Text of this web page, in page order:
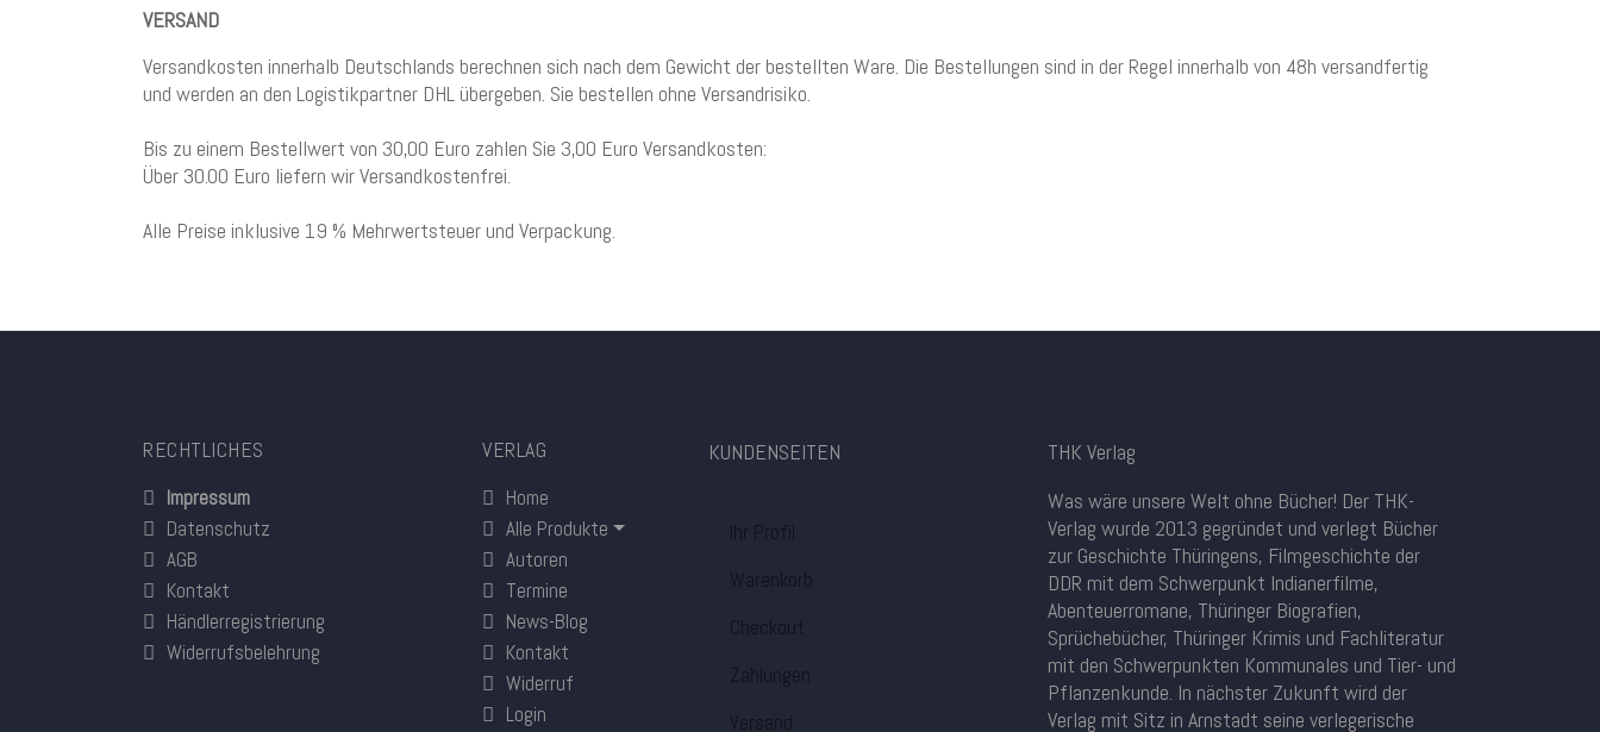
VERSAND
Versandkosten innerhalb Deutschlands berechnen sich nach dem Gewicht der bestellten Ware. Die Bestellungen sind in der Regel innerhalb von 48h versandfertig
und werden an den Logistikpartner DHL übergeben. Sie bestellen ohne Versandrisiko.
Bis zu einem Bestellwert von 30,00 Euro zahlen Sie 3,00 Euro Versandkosten:
Über 30.00 Euro liefern wir Versandkostenfrei.
Alle Preise inklusive 19 % Mehrwertsteuer und Verpackung.
RECHTLICHES
Impressum
Datenschutz
AGB
Kontakt
Händlerregistrierung
Widerrufsbelehrung
VERLAG
Home
Alle Produkte
Autoren
Termine
News-Blog
Kontakt
Widerruf
Login
KUNDENSEITEN
Ihr Profil
Warenkorb
Checkout
Zahlungen
Versand
THK Verlag
Was wäre unsere Welt ohne Bücher! Der THK-
Verlag wurde 2013 gegründet und verlegt Bücher
zur Geschichte Thüringens, Filmgeschichte der
DDR mit dem Schwerpunkt Indianerfilme,
Abenteuerromane, Thüringer Biografien,
Sprüchebücher, Thüringer Krimis und Fachliteratur
mit den Schwerpunkten Kommunales und Tier- und
Pflanzenkunde. In nächster Zukunft wird der
Verlag mit Sitz in Arnstadt seine verlegerische